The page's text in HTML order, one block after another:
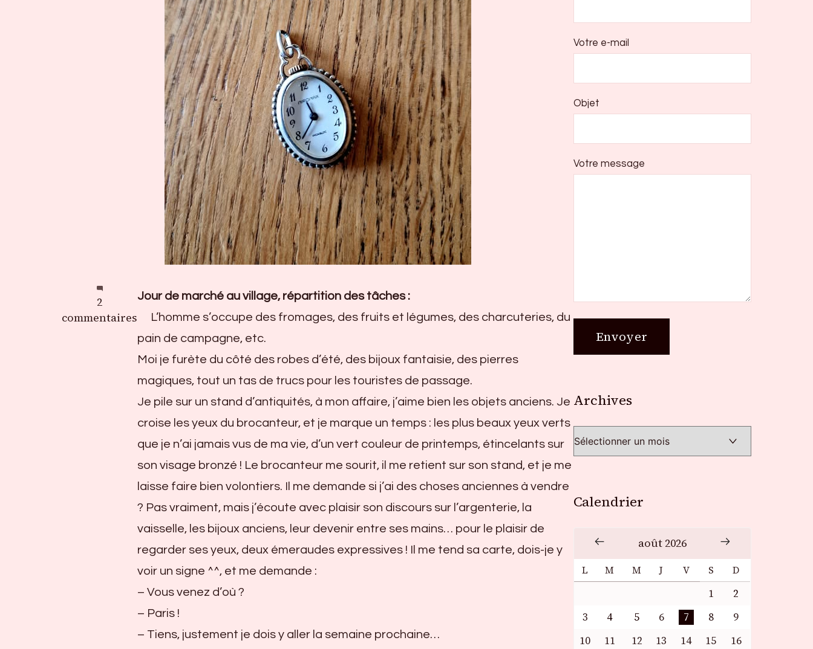
2
commentaires
sur
Trouvaille
Jour de marché au village, répartition des tâches :
L’homme s’occupe des fromages, des fruits et légumes, des charcuteries, du
pain de campagne, etc.
Moi je furète du côté des robes d’été, des bijoux fantaisie, des pierres
magiques, tout un tas de trucs pour les touristes de passage.
Je pile sur un stand d’antiquités, à mon affaire, j’aime bien les objets anciens. Je
croise les yeux du brocanteur, et je marque un temps : les plus beaux yeux verts
que je n’ai jamais vus de ma vie, d’un vert couleur de printemps, étincelants sur
son visage bronzé ! Le brocanteur me sourit, il me retient sur son stand, et je me
laisse faire bien volontiers. Il me demande si j’ai des choses anciennes à vendre
? Pas vraiment, mais j’écoute avec plaisir son discours sur l’argenterie, la
vaisselle, les bijoux anciens, leur devenir entre ses mains… pour le plaisir de
regarder ses yeux, deux émeraudes expressives ! Il me tend sa carte, dois-je y
voir un signe ^^, et me demande :
– Vous venez d’où ?
– Paris !
– Tiens, justement je dois y aller la semaine prochaine…
Votre e-mail
Objet
Votre message
Archives
Calendrier
août 2026
L M M J V S D
1
2
3
4 5 6 7 8
9
10
11 12 13 14 15
16